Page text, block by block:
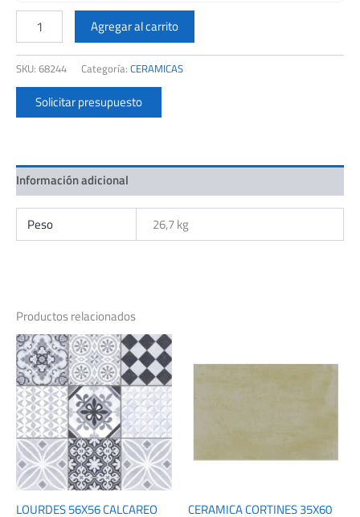
CERAMICA
LORENZO
33X33
5746
BLANCO
FORTE
FIT
M2
cantidad
Agregar al carrito
SKU: 68244 Categoría: CERAMICAS
Solicitar presupuesto
Información adicional
Peso 26,7 kg
Productos relacionados
LOURDES 56X56 CALCAREO CERAMICA CORTINES 35X60